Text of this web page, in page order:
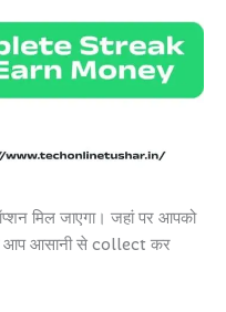
मिल जाएगा। जहां पर आपको
आप आसानी से collect कर